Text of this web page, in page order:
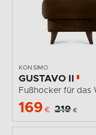
KONSIMO
GUSTAVO II
169 € 219 €